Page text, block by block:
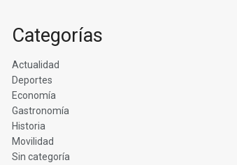
Categorías
Actualidad
Deportes
Economía
Gastronomía
Historia
Movilidad
Sin categoría